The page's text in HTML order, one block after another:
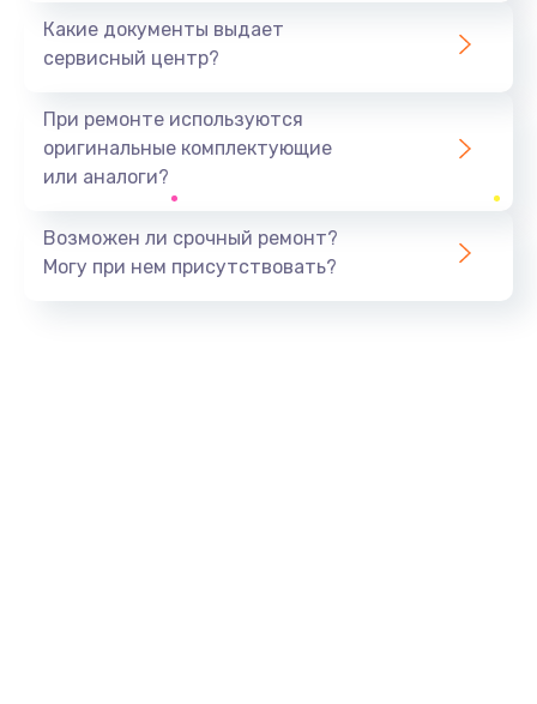
Какие документы выдает
сервисный центр?
При ремонте используются
оригинальные комплектующие
или аналоги?
Возможен ли срочный ремонт?
Могу при нем присутствовать?